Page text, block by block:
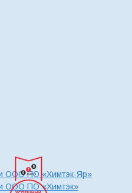
ООО ПО «Химтэк-Яр»
ООО ПО «Химтэк»